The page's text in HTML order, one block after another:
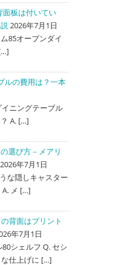
面板は付いてい
2026年7月1日
85オープンダイ
ルの費用は？一本
ニングテーブル
A. […]
選び方－メアリ
2026年7月1日
な隠しキャスター
A. メ […]
背面はプリント
年7月1日
シェルフ Q. セシ
な仕上げに […]